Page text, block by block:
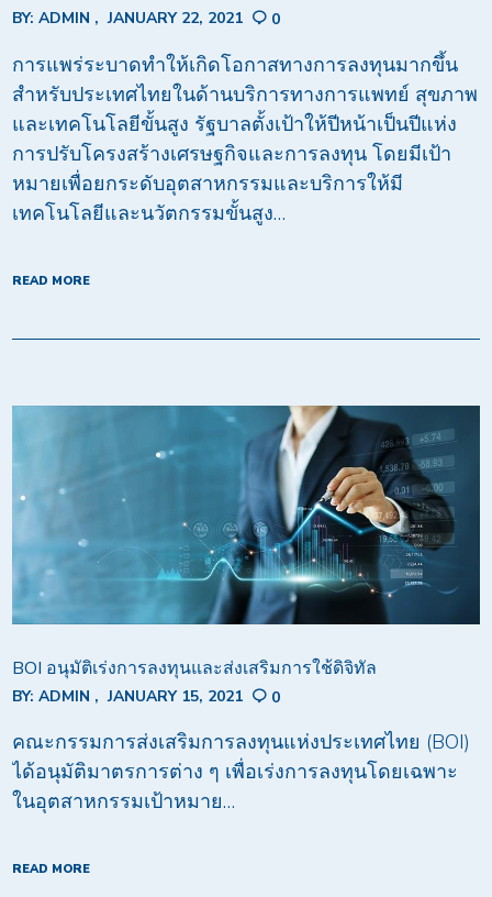
BY:ADMIN JANUARY 22, 2021 0
การแพร่ระบาดทำให้เกิดโอกาสทางการลงทุนมากขึ้น
สำหรับประเทศไทยในด้านบริการทางการแพทย์ สุขภาพ
และเทคโนโลยีขั้นสูง รัฐบาลตั้งเป้าให้ปีหน้าเป็นปีแห่ง
การปรับโครงสร้างเศรษฐกิจและการลงทุน โดยมีเป้า
หมายเพื่อยกระดับอุตสาหกรรมและบริการให้มี
เทคโนโลยีและนวัตกรรมขั้นสูง…
READ MORE
BOI อนุมัติเร่งการลงทุนและส่งเสริมการใช้ดิจิทัล
BY:ADMIN JANUARY 15, 2021 0
คณะกรรมการส่งเสริมการลงทุนแห่งประเทศไทย (BOI)
ได้อนุมัติมาตรการต่าง ๆ เพื่อเร่งการลงทุนโดยเฉพาะ
ในอุตสาหกรรมเป้าหมาย…
READ MORE